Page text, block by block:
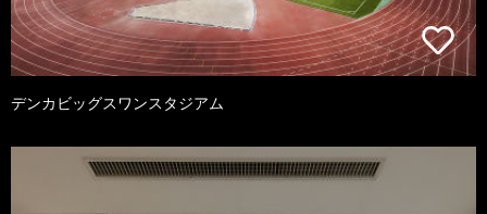
デンカビッグスワンスタジアム